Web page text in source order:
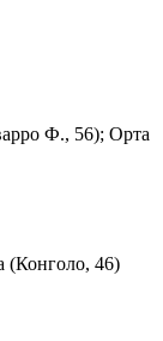
Ф., 56); Орта
(Конголо, 46)